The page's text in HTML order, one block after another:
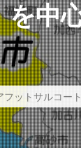
を中
フットサルコー